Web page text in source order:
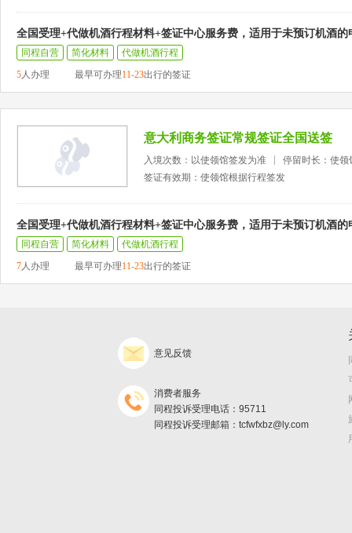
全国受理+代做机酒行程材料+签证中心服务费，适用于未预订机酒的
同程自营 简化材料
代做机酒行程
5人办理 最早可办理11-23出行的签证
意大利商务签证常规签证全国送签
入境次数：以使领馆签发为准
停留时长：使领
签证有效期：使领馆根据行程签发
全国受理+代做机酒行程材料+签证中心服务费，适用于未预订机酒的
同程自营 简化材料
代做机酒行程
7人办理 最早可办理11-23出行的签证
意见反馈
消费者服务
同程投诉受理电话：95711
同程投诉受理邮箱：tcfwfxbz@ly.com